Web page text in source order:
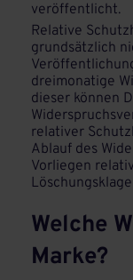
veröffentlicht.
Relative
grundsätzlich
dreimonatige
dieser können
relativer
Ablauf des
Vorliegen
Welche
Marke?